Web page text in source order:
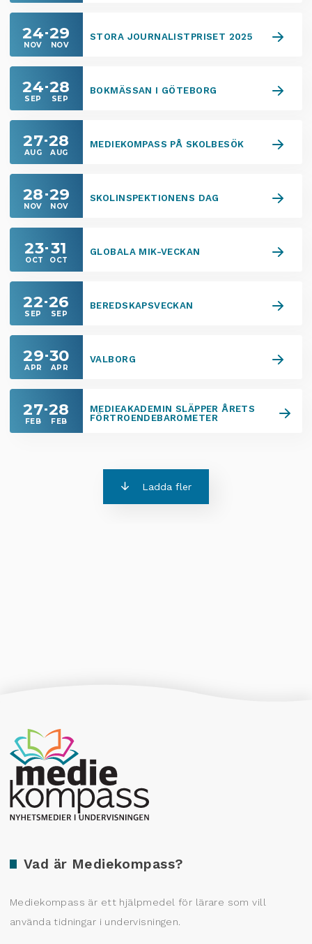
24
NOV
29
NOV
STORA JOURNALISTPRISET 2025
24
SEP
28
SEP
BOKMÄSSAN I GÖTEBORG
27
AUG
28
AUG
MEDIEKOMPASS PÅ SKOLBESÖK
28
NOV
29
NOV
SKOLINSPEKTIONENS DAG
23
OCT
31
OCT
GLOBALA MIK-VECKAN
22
SEP
26
SEP
BEREDSKAPSVECKAN
29
APR
30
APR
VALBORG
27
FEB
28
FEB
MEDIEAKADEMIN SLÄPPER ÅRETS
FÖRTROENDEBAROMETER
Ladda fler
Vad är Mediekompass?
Mediekompass är ett hjälpmedel för lärare som vill
använda tidningar i undervisningen.
Producerad av Gota Media Brand Studio